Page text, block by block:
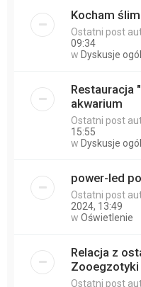
Kocham
Ostatni post
09:34
w Dyskusje
Restauracja
akwarium
Ostatni post
15:55
w Dyskusje
power-led
Ostatni post
2024, 13:49
w Oświetlenie
Relacja z
Ostatni post